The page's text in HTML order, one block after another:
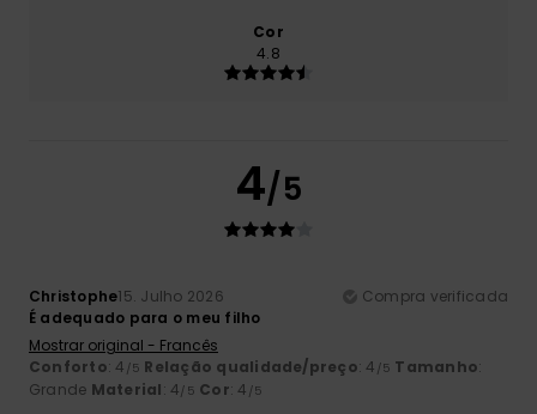
Cor
4.8
4/5
Christophe15. Julho 2026
Compra verificada
É adequado para o meu filho
Mostrar original - Francês
Conforto: 4 /5 Relação qualidade/preço: 4 /5 Tamanho:
Grande Material: 4/5 Cor: 4 /5